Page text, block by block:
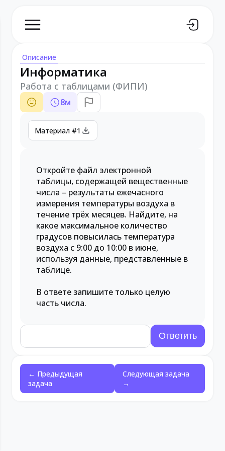
Описание
Информатика
Работа с таблицами (ФИПИ)
8м
Материал #1
Откройте файл электронной
таблицы, содержащей вещественные
числа – результаты ежечасного
измерения температуры воздуха в
течение трёх месяцев. Найдите, на
какое максимальное количество
градусов повысилась температура
воздуха с 9:00 до 10:00 в июне,
используя данные, представленные в
таблице.
В ответе запишите только целую
часть числа.
← Предыдущая
задача
Следующая задача
→